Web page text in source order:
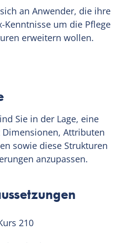
an Anwender, die ihre
Kenntnisse um die Pflege
erweitern wollen.
Sie in der Lage, eine
Dimensionen, Attributen
sowie diese Strukturen
anzupassen.
210